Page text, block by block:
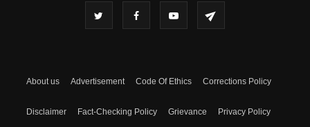
About us Advertisement Code Of Ethics Corrections Policy
Disclaimer Fact-Checking Policy Grievance Privacy Policy